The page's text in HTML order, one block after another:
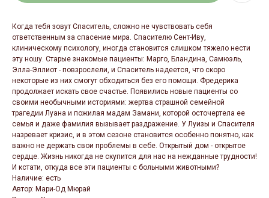
Когда тебя зовут Спаситель, сложно не чувствовать себя
ответственным за спасение мира. Спасителю Сент-Иву,
клиническому психологу, иногда становится слишком тяжело нести
эту ношу. Старые знакомые пациенты: Марго, Бландина, Самюэль,
Элла-Эллиот - повзрослели, и Спаситель надеется, что скоро
некоторые из них смогут обходиться без его помощи. Фредерика
продолжает искать свое счастье. Появились новые пациенты со
своими необычными историями: жертва страшной семейной
трагедии Луана и пожилая мадам Замани, которой осточертела ее
семья и даже фамилия вызывает раздражение. У Луизы и Спасителя
назревает кризис, и в этом сезоне становится особенно понятно, как
важно не держать свои проблемы в себе. Открытый дом - открытое
сердце. Жизнь никогда не скупится для нас на нежданные трудности!
И кстати, откуда все эти пациенты с больными животными?
Наличие: есть
Автор: Мари-Од Мюрай